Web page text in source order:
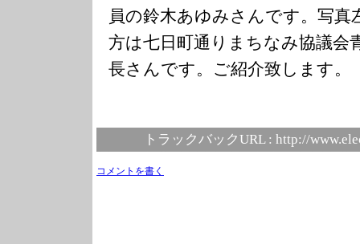
員の鈴木あゆみさんです。写真
方は七日町通りまちなみ協議会
長さんです。ご紹介致します。
トラックバックURL : http://
コメントを書く